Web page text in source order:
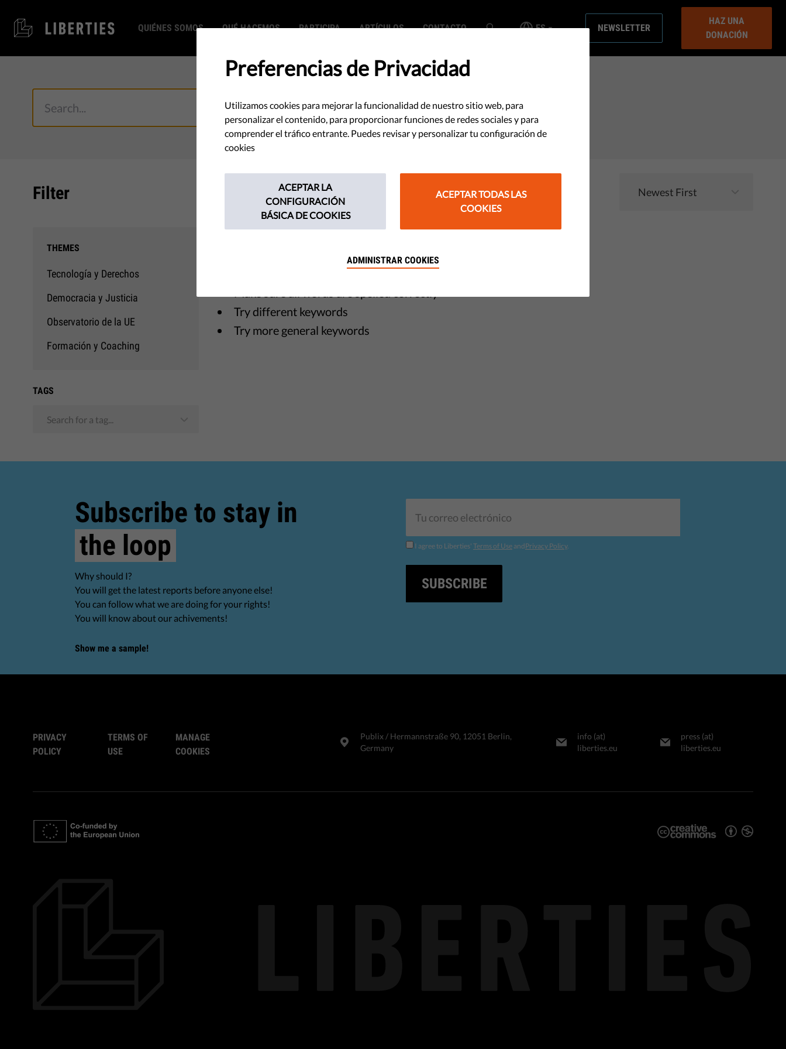
QUIÉNES SOMOS QUÉ HACEMOS PARTICIPA ARTÍCULOS CONTACTO ES NEWSLETTER
HAZ UNA
DONACIÓN
SEARCH
Filter
THEMES
Tecnología y Derechos
Democracia y Justicia
Observatorio de la UE
Formación y Coaching
TAGS
Search for a tag...
Your search did not match any content.
Try different keywords
Try more general keywords
Subscribe to stay in
the loop
Why should I?
You will get the latest reports before anyone else!
You can follow what we are doing for your rights!
You will know about our achivements!
Show me a sample!
I agree to Liberties' Terms of Use andPrivacy Policy.
SUBSCRIBE
PRIVACY
POLICY
TERMS OF
USE
MANAGE
COOKIES
Publix​ / Hermannstraße 90, 12051 Berlin,
Germany
info (at)
liberties.eu
press (at)
liberties.eu
Preferencias de Privacidad
Utilizamos cookies para mejorar la funcionalidad de nuestro sitio web, para
personalizar el contenido, para proporcionar funciones de redes sociales y para
comprender el tráfico entrante. Puedes revisar y personalizar tu configuración de
cookies
ACEPTAR LA
CONFIGURACIÓN
BÁSICA DE COOKIES
ACEPTAR TODAS LAS
COOKIES
ADMINISTRAR COOKIES